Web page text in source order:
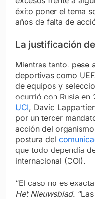
éxito poner el tema
años de falta de
La justificación
Mientras tanto, pese
deportivas como
de equipos y
ocurrió con Rusia en
UCI, David
por un tercer
acción del
postura del
que todo dependía
internacional (COI).
“El caso no es
Het Nieuwsblad.